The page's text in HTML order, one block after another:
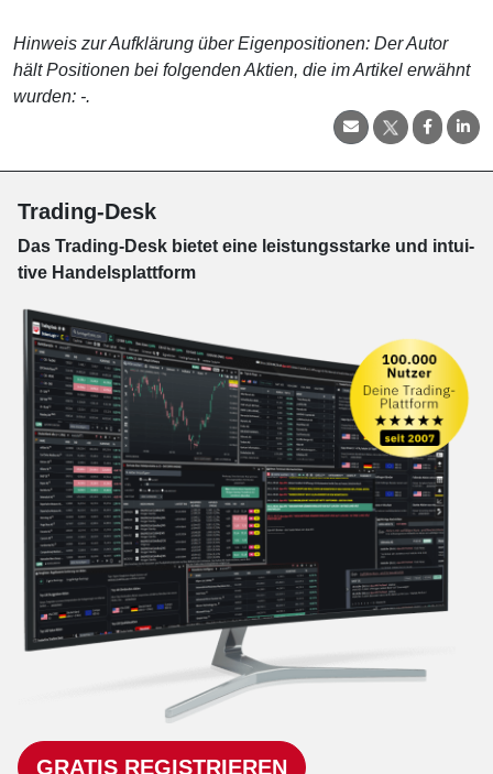
Hinweis zur Aufklärung über Eigenpositionen: Der Autor
hält Positionen bei folgenden Aktien, die im Artikel erwähnt
wurden: -.
Trading-Desk
Das Trading-Desk bie­tet eine leis­tungs­star­ke und in­tui­
tive Han­dels­platt­form
GRATIS REGISTRIEREN